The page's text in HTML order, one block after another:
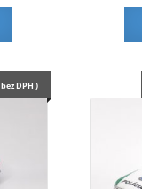
bez DPH )